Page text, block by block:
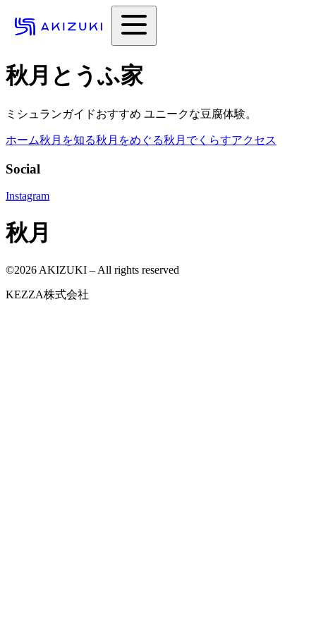
秋月とうふ家
ミシュランガイドおすすめ ユニークな豆腐体験。
ホーム秋月を知る秋月をめぐる秋月でくらすアクセス
Social
Instagram
秋月
©2026 AKIZUKI – All rights reserved
KEZZA株式会社